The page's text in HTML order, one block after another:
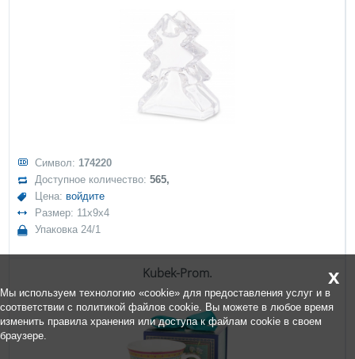
Символ: 174220
Доступное количество:565,
Цена: войдите
Размер: 11x9x4
Упаковка 24/1
Kubek-Prom. x
Мы используем технологию «cookie» для предоставления услуг и в
соответствии с политикой файлов cookie. Вы можете в любое время
изменить правила хранения или доступа к файлам cookie в своем
браузере.